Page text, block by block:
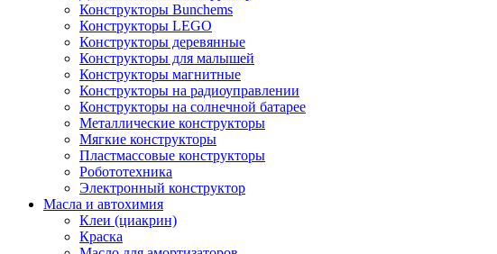
Конструкторы Bunchems
Конструкторы LEGO
Конструкторы деревянные
Конструкторы для малышей
Конструкторы магнитные
Конструкторы на радиоуправлении
Конструкторы на солнечной батарее
Металлические конструкторы
Мягкие конструкторы
Пластмассовые конструкторы
Робототехника
Электронный конструктор
Масла и автохимия
Клеи (циакрин)
Краска